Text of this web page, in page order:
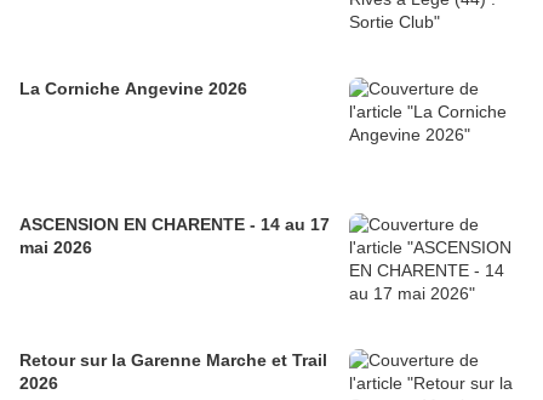
La Corniche Angevine 2026
ASCENSION EN CHARENTE - 14 au 17
mai 2026
Retour sur la Garenne Marche et Trail
2026